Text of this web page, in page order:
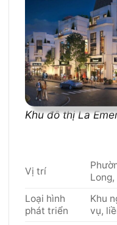
Khu đô thị La
Vị trí
Loại hình
phát triển
Khu
vụ,